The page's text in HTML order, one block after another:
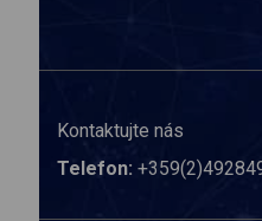
Kontaktujte nás
Telefon: